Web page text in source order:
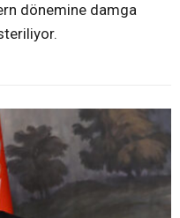
dönemine damga